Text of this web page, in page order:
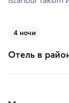
4 ночи
Отель в